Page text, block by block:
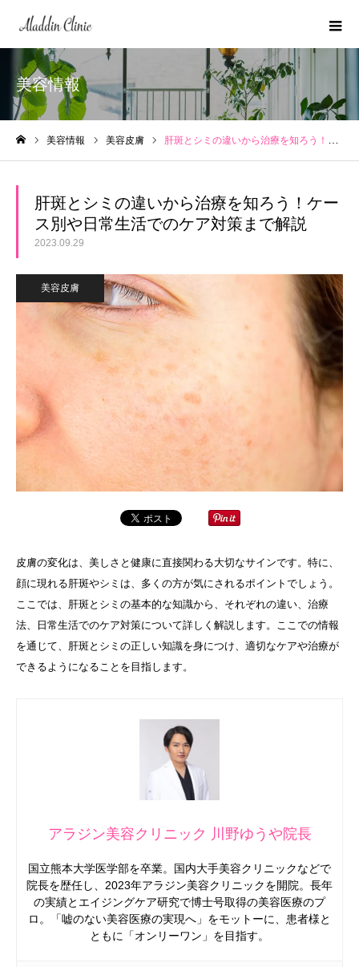
美容情報
美容情報 美容皮膚 肝斑とシミの違いから治療を知ろう！ケース別や日常生活でのケア対策まで解説
肝斑とシミの違いから治療を知ろう！ケー
ス別や日常生活でのケア対策まで解説
2023.09.29
美容皮膚
皮膚の変化は、美しさと健康に直接関わる大切なサインです。特に、
顔に現れる肝斑やシミは、多くの方が気にされるポイントでしょう。
ここでは、肝斑とシミの基本的な知識から、それぞれの違い、治療
法、日常生活でのケア対策について詳しく解説します。ここでの情報
を通じて、肝斑とシミの正しい知識を身につけ、適切なケアや治療が
できるようになることを目指します。
アラジン美容クリニック 川野ゆうや院長
国立熊本大学医学部を卒業。国内大手美容クリニックなどで
院長を歴任し、2023年アラジン美容クリニックを開院。長年
の実績とエイジングケア研究で博士号取得の美容医療のプ
ロ。「嘘のない美容医療の実現へ」をモットーに、患者様と
ともに「オンリーワン」を目指す。